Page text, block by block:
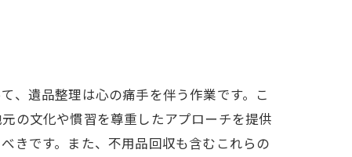
、遺品整理は心の痛手を伴う作業です。こ
の文化や慣習を尊重したアプローチを提供
きです。また、不用品回収も含むこれらの